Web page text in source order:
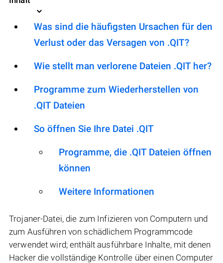
Was sind die häufigsten Ursachen für den
Verlust oder das Versagen von .QIT?
Wie stellt man verlorene Dateien .QIT her?
Programme zum Wiederherstellen von
.QIT Dateien
So öffnen Sie Ihre Datei .QIT
Programme, die .QIT Dateien öffnen
können
Weitere Informationen
Trojaner-Datei, die zum Infizieren von Computern und
zum Ausführen von schädlichem Programmcode
verwendet wird; enthält ausführbare Inhalte, mit denen
Hacker die vollständige Kontrolle über einen Computer